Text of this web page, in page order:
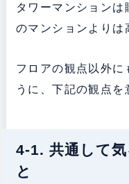
タワーマンション
のマンションよりは
フロアの観点以外に
うに、下記の観点を
4-1. 共通して
と